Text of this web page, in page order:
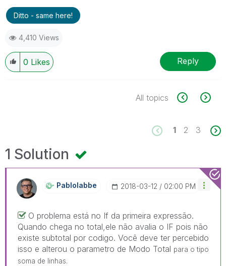
Ditto - same here!
4,410 Views
0 Likes Reply
All topics
1 2 3
1 Solution
Pablolabbe ‎2018-03-12 02:00 PM
O problema está no If da primeira expressão.
Quando chega no total,ele não avalia o IF pois não
existe subtotal por codigo. Você deve ter percebido
isso e alterou o parametro de Modo Total para o tipo
soma de linhas.